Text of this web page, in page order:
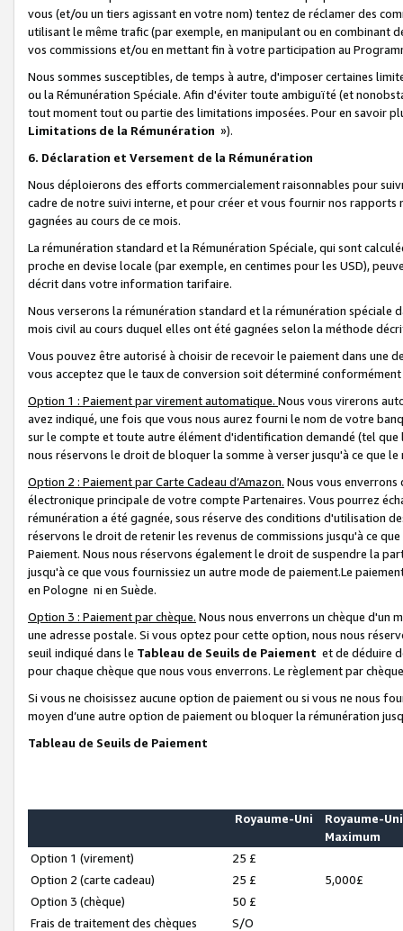
vous (et/ou un tiers agissant en votre nom) tentez de réclamer des
utilisant le même trafic (par exemple, en manipulant ou en combinant
vos commissions et/ou en mettant fin à votre participation au
Nous sommes susceptibles, de temps à autre, d'imposer certaines
ou la Rémunération Spéciale. Afin d'éviter toute ambiguïté (et
tout moment tout ou partie des limitations imposées. Pour en savoir
Limitations de la Rémunération »).
6. Déclaration et Versement de la Rémunération
Nous déploierons des efforts commercialement raisonnables pour
cadre de notre suivi interne, et pour créer et vous fournir nos
gagnées au cours de ce mois.
La rémunération standard et la Rémunération Spéciale, qui sont
proche en devise locale (par exemple, en centimes pour les USD),
décrit dans votre information tarifaire.
Nous verserons la rémunération standard et la rémunération spéciale
mois civil au cours duquel elles ont été gagnées selon la méthode
Vous pouvez être autorisé à choisir de recevoir le paiement dans une
vous acceptez que le taux de conversion soit déterminé
Option 1 : Paiement par virement automatique. Nous vous virerons
avez indiqué, une fois que vous nous aurez fourni le nom de votre
sur le compte et toute autre élément d'identification demandé (tel que
nous réservons le droit de bloquer la somme à verser jusqu'à ce que
Option 2 : Paiement par Carte Cadeau d’Amazon. Nous vous
électronique principale de votre compte Partenaires. Vous pourrez
rémunération a été gagnée, sous réserve des conditions d'utilisation
réservons le droit de retenir les revenus de commissions jusqu'à ce
Paiement. Nous nous réservons également le droit de suspendre la
jusqu'à ce que vous fournissiez un autre mode de paiement.Le
en Pologne ni en Suède.
Option 3 : Paiement par chèque. Nous nous enverrons un chèque d'un
une adresse postale. Si vous optez pour cette option, nous nous
seuil indiqué dans le Tableau de Seuils de Paiement et de déduire
pour chaque chèque que nous vous enverrons. Le règlement par
Si vous ne choisissez aucune option de paiement ou si vous ne nous
moyen d’une autre option de paiement ou bloquer la rémunération
Tableau de Seuils de Paiement
Royaume-Uni
Royaume-Uni
Maximum
Option 1 (virement)
25 £
Option 2 (carte cadeau)
25 £
5,000£
Option 3 (chèque)
50 £
Frais de traitement des chèques
S/O